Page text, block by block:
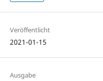
Veröffentlicht
2021-01-15
Ausgabe